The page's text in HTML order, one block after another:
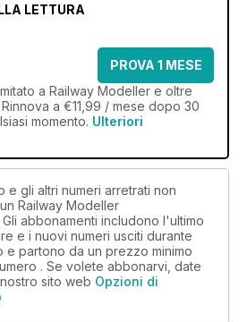
LETTURA
PROVA 1 MESE
a Railway Modeller e oltre
a €11,99 / mese dopo 30
momento. Ulteriori
e gli altri numeri arretrati non
Railway Modeller
abbonamenti includono l'ultimo
e i nuovi numeri usciti durante
e partono da un prezzo minimo
. Se volete abbonarvi, date
sito web Opzioni di